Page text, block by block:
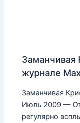
Заманчивая
журнале
Заманчивая
Июль 2009 —
регулярно